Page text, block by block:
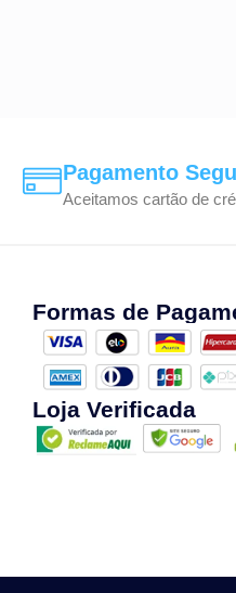
Pagamento
Aceitamos cartão de
Formas de
Loja Verificada